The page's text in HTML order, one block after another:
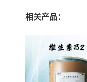
相关产品：